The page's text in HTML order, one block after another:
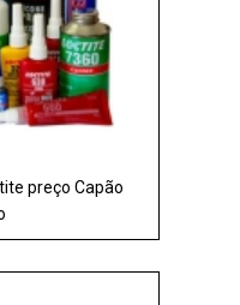
preço Capão